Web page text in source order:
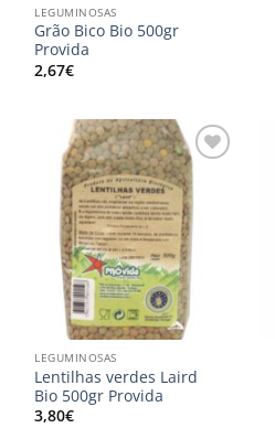
LEGUMINOSAS
Grão Bico Bio 500gr
Provida
2,67€
Adicionar
aos
meus
desejos
LEGUMINOSAS
Lentilhas verdes Laird
Bio 500gr Provida
3,80€